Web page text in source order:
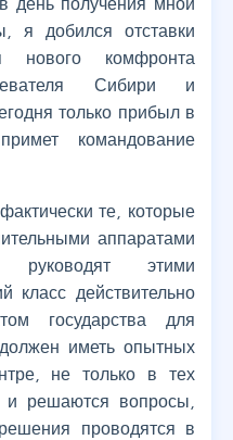
я добился отставки
нового комфронта
Сибири и
только прибыл в
командование
те, которые
аппаратами
руководят этими
класс действительно
государства для
иметь опытных
не только в тех
и решаются вопросы,
проводятся в